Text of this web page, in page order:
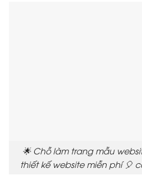
🌟 Chỗ làm trang mẫu
thiết kế website miễn phí 🎈